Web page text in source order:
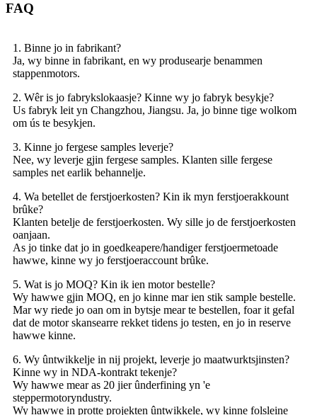
FAQ
1. Binne jo in fabrikant?
Ja, wy binne in fabrikant, en wy produsearje benammen
stappenmotors.
2. Wêr is jo fabrykslokaasje? Kinne wy ​​jo fabryk besykje?
Us fabryk leit yn Changzhou, Jiangsu. Ja, jo binne tige wolkom
om ús te besykjen.
3. Kinne jo fergese samples leverje?
Nee, wy leverje gjin fergese samples. Klanten sille fergese
samples net earlik behannelje.
4. Wa betellet de ferstjoerkosten? Kin ik myn ferstjoerakkount
brûke?
Klanten betelje de ferstjoerkosten. Wy sille jo de ferstjoerkosten
oanjaan.
As jo ​​tinke dat jo in goedkeapere/handiger ferstjoermetoade
hawwe, kinne wy ​​jo ferstjoeraccount brûke.
5. Wat is jo MOQ? Kin ik ien motor bestelle?
Wy hawwe gjin MOQ, en jo kinne mar ien stik sample bestelle.
Mar wy riede jo oan om in bytsje mear te bestellen, foar it gefal
dat de motor skansearre rekket tidens jo testen, en jo in reserve
hawwe kinne.
6. Wy ûntwikkelje in nij projekt, leverje jo maatwurktsjinsten?
Kinne wy ​​in NDA-kontrakt tekenje?
Wy hawwe mear as 20 jier ûnderfining yn 'e
steppermotoryndustry.
Wy hawwe in protte projekten ûntwikkele, wy kinne folsleine